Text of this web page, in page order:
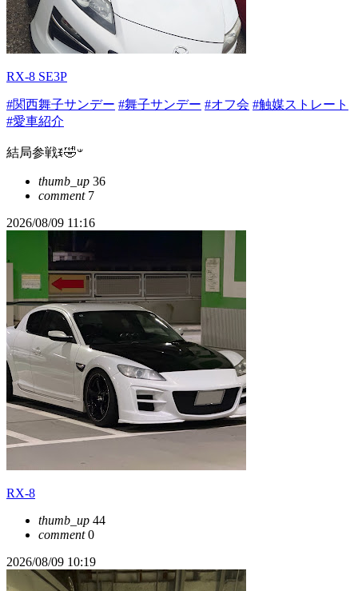
RX-8 SE3P
#関西舞子サンデー #舞子サンデー #オフ会 #触媒ストレート
#愛車紹介
結局参戦ꉂ🤣𐤔
thumb_up 36
comment7
2026/08/09 11:16
RX-8
thumb_up 44
comment0
2026/08/09 10:19